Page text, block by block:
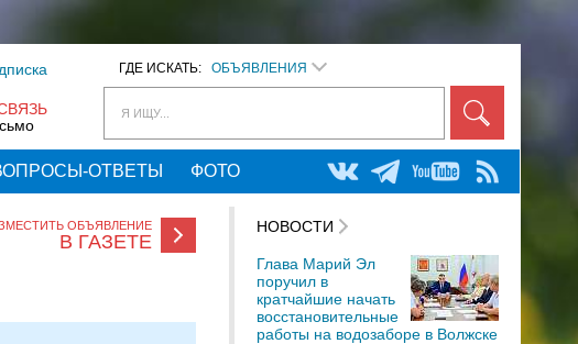
ГДЕ ИСКАТЬ: ОБЪЯВЛЕНИЯ
Я ИЩУ...
ОТВЕТЫ ФОТО
ОБЪЯВЛЕНИЕ
В ГАЗЕТЕ
НОВОСТИ
Глава Марий Эл
поручил в
кратчайшие начать
восстановительные
работы на водозаборе в Волжске